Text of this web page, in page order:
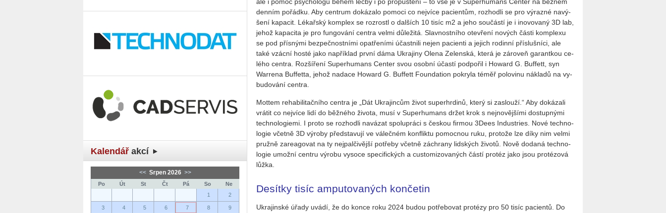
Kalendář akcí
<< Srpen 2026 >>
Po Út St Čt Pá So
Ne
1
2
3 4 5 6 7 8 9
den­ním po­řád­ku. Aby cen­t­rum do­ká­za­lo po­mo­ci co nej­ví­ce pa­ci­en­tům, roz­hod­li se pro vý­raz­né na­vý­
še­ní ka­pa­cit. Lé­kař­ský kom­plex se roz­ros­tl o dal­ších 10 tisíc m2 a jeho sou­čás­tí je i ino­vo­va­ný 3D lab,
jehož ka­pa­ci­ta je pro fun­go­vá­ní cen­t­ra velmi dů­le­ži­tá. Slav­nost­ní­ho ote­vře­ní no­vých části kom­ple­xu
se pod přís­ný­mi bez­peč­nost­ní­mi opat­ře­ní­mi účast­ni­li nejen pa­ci­en­ti a je­jich ro­din­ní pří­sluš­ní­ci, ale
také vzác­ní hosté jako na­pří­klad první dáma Ukra­ji­ny Olena Ze­len­ská, která je zá­ro­veň ga­rant­kou ce­
lé­ho cen­t­ra. Roz­ší­ře­ní Su­per­hu­mans Cen­ter svou osob­ní účas­tí pod­po­řil i Ho­ward G. Bu­f­fett, syn
Warre­na Bu­f­fet­ta, jehož na­da­ce Ho­ward G. Bu­f­fett Foun­dati­on po­kry­la téměř po­lo­vi­nu ná­kla­dů na vy­
bu­do­vá­ní cen­t­ra.
Mot­tem re­ha­bi­li­tač­ní­ho cen­t­ra je „Dát Ukra­jin­cům život su­per­hr­di­nů, který si za­slou­ží.“ Aby do­ká­za­li
vrá­tit co nej­ví­ce lidí do běž­né­ho ži­vo­ta, musí v Su­per­hu­mans držet krok s nej­no­věj­ší­mi do­stup­ný­mi
tech­no­lo­gi­e­mi. I proto se roz­hod­li na­vá­zat spo­lu­prá­ci s čes­kou fir­mou 3Dees In­du­stries. Nové tech­no­
lo­gie včet­ně 3D vý­ro­by před­sta­vu­jí ve vá­leč­ném kon­flik­tu po­moc­nou ruku, pro­to­že lze díky nim velmi
pruž­ně za­re­a­go­vat na ty nej­pal­či­věj­ší po­tře­by včet­ně zá­chra­ny lid­ských ži­vo­tů. Nově do­da­ná tech­no­
lo­gie umož­ní cen­t­ru vý­ro­bu vy­so­ce spe­ci­fic­kých a cus­to­mi­zo­va­ných částí pro­téz jako jsou pro­té­zo­vá
lůžka.
Desítky tisíc amputovaných končetin
Ukra­jin­ské úřady uvádí, že do konce roku 2024 budou po­tře­bo­vat pro­té­zy pro 50 tisíc pa­ci­en­tů. Do